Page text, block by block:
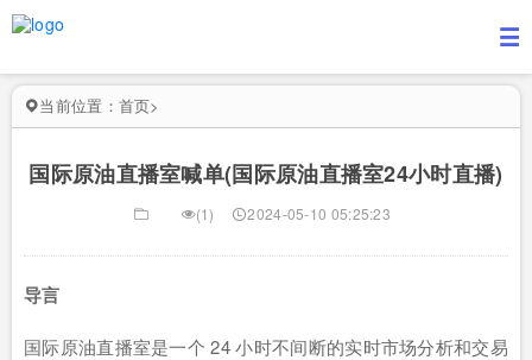
当前位置： 首页>
国际原油直播室喊单(国际原油直播室24小时直播)
(1) 2024-05-10 05:25:23
导言
国际原油直播室是一个 24 小时不间断的实时市场分析和交易